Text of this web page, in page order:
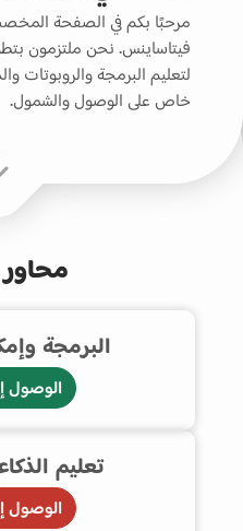
مرحبًا بكم في الصفحة
فيتاساينس. نحن ملتزمون
لتعليم البرمجة والروبوتات
خاص على الوصول والشمول.
البرمجة
الوصول
تعليم
الوصول